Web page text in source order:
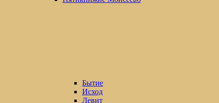
Бытие
Исход
Левит